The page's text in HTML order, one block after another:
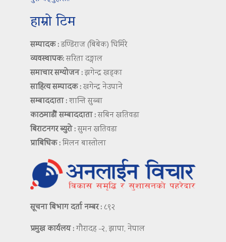
हाम्रो टिम
सम्पादक :डण्डिराज (बिबेक) घिमिरे
व्यवस्थापक:सरिता दङ्गाल
समाचार सम्योजन :झगेन्द्र खड्का
साहित्य सम्पादक :खगेन्द्र नेउपाने
सम्बाददाता :शान्ति सुब्बा
काठमाडौं सम्बाददाता :सबिन खतिवडा
बिराटनगर ब्युरो :सुमन खतिवडा
प्राबिधिक :मिलन बास्तोला
सूचना बिभाग दर्ता नम्बर : ८९२
प्रमुख कार्यलय :गौरादह -२, झापा, नेपाल